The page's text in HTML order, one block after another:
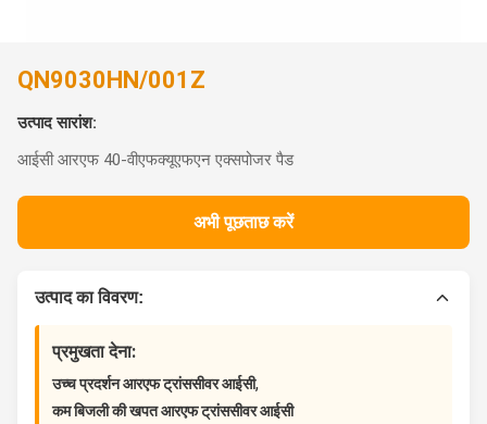
QN9030HN/001Z
उत्पाद सारांश:
आईसी आरएफ 40-वीएफक्यूएफएन एक्सपोजर पैड
अभी पूछताछ करें
उत्पाद का विवरण:
प्रमुखता देना:
उच्च प्रदर्शन आरएफ ट्रांससीवर आईसी,
कम बिजली की खपत आरएफ ट्रांससीवर आईसी